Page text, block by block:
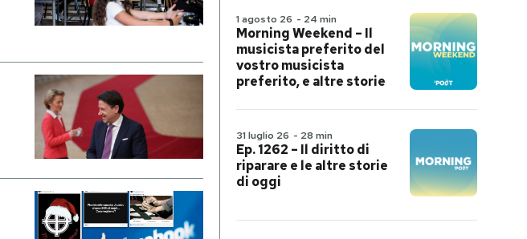
1 agosto 26 - 24 min
Morning Weekend – Il
musicista preferito del
vostro musicista
preferito, e altre storie
31 luglio 26 - 28 min
Ep. 1262 – Il diritto di
riparare e le altre storie
di oggi